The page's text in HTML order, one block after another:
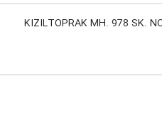
KIZILTOPRAK MH. 978 SK.